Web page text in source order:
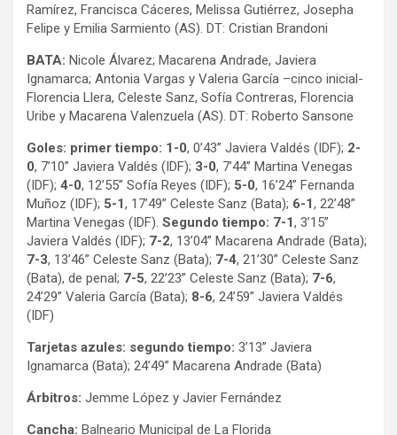
Ramírez, Francisca Cáceres, Melissa Gutiérrez, Josepha
Felipe y Emilia Sarmiento (AS). DT: Cristian Brandoni
BATA: Nicole Álvarez; Macarena Andrade, Javiera
Ignamarca; Antonia Vargas y Valeria García –cinco inicial-
Florencia Llera, Celeste Sanz, Sofía Contreras, Florencia
Uribe y Macarena Valenzuela (AS). DT: Roberto Sansone
Goles: primer tiempo: 1-0, 0’43” Javiera Valdés (IDF); 2-
0, 7’10” Javiera Valdés (IDF); 3-0, 7’44” Martina Venegas
(IDF); 4-0, 12’55” Sofía Reyes (IDF); 5-0, 16’24” Fernanda
Muñoz (IDF); 5-1, 17’49” Celeste Sanz (Bata); 6-1, 22’48”
Martina Venegas (IDF). Segundo tiempo: 7-1, 3’15”
Javiera Valdés (IDF); 7-2, 13’04” Macarena Andrade (Bata);
7-3, 13’46” Celeste Sanz (Bata); 7-4, 21’30” Celeste Sanz
(Bata), de penal; 7-5, 22’23” Celeste Sanz (Bata); 7-6,
24’29” Valeria García (Bata); 8-6, 24’59” Javiera Valdés
(IDF)
Tarjetas azules: segundo tiempo: 3’13” Javiera
Ignamarca (Bata); 24’49” Macarena Andrade (Bata)
Árbitros: Jemme López y Javier Fernández
Cancha: Balneario Municipal de La Florida